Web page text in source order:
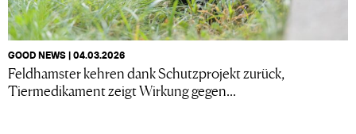
GOOD NEWS | 04.03.2026
Feldhamster kehren dank Schutzprojekt zurück,
Tiermedikament zeigt Wirkung gegen...